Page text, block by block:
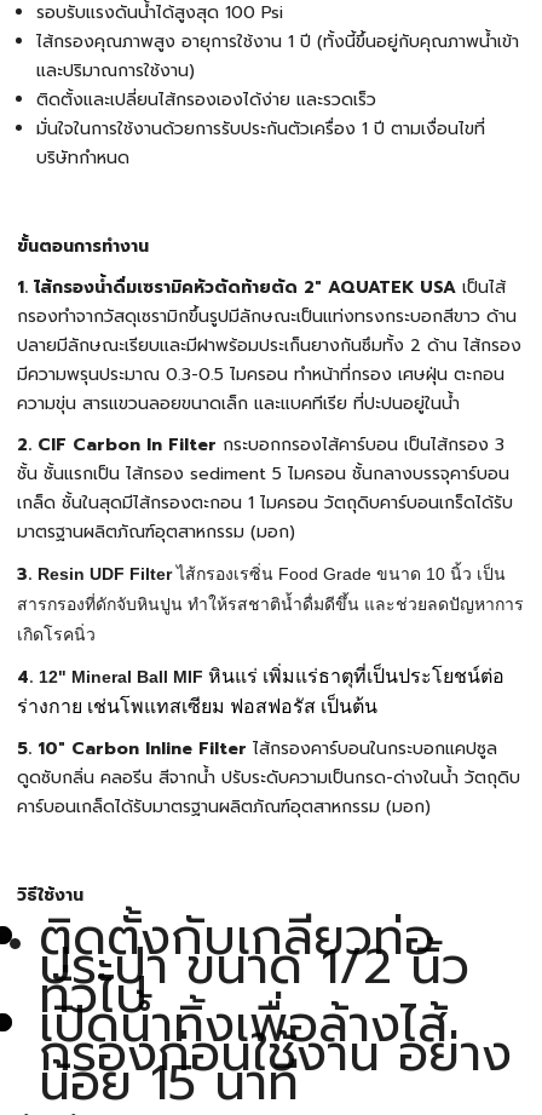
รอบรับแรงดันน้ำได้สูงสุด 100 Psi
ไส้กรองคุณภาพสูง อายุการใช้งาน 1 ปี (ทั้งนี้ขึ้นอยู่กับคุณภาพน้ำเข้า
และปริมาณการใช้งาน)
ติดตั้งและเปลี่ยนไส้กรองเองได้ง่าย และรวดเร็ว
มั่นใจในการใช้งานด้วยการรับประกันตัวเครื่อง 1 ปี ตามเงื่อนไขที่
บริษัทกำหนด
ขั้นตอนการทำงาน
1. ไส้กรองน้ำดื่มเซรามิคหัวตัดท้ายตัด 2" AQUATEK USA เป็นไส้
กรองทำจากวัสดุเซรามิกขึ้นรูปมีลักษณะเป็นแท่งทรงกระบอกสีขาว ด้าน
ปลายมีลักษณะเรียบและมีฝาพร้อมประเก็นยางกันซึมทั้ง 2 ด้าน ไส้กรอง
มีความพรุนประมาณ 0.3-0.5 ไมครอน ทำหน้าที่กรอง เศษฝุ่น ตะกอน
ความขุ่น สารแขวนลอยขนาดเล็ก และแบคทีเรีย ที่ปะปนอยู่ในน้ำ
2. CIF Carbon In Filter กระบอกกรองไส้คาร์บอน เป็นไส้กรอง 3
ชั้น ชั้นแรกเป็น ไส้กรอง sediment 5 ไมครอน ชั้นกลางบรรจุคาร์บอน
เกล็ด ชั้นในสุดมีไส้กรองตะกอน 1 ไมครอน วัตถุดิบคาร์บอนเกร็ดได้รับ
มาตรฐานผลิตภัณฑ์อุตสาหกรรม (มอก)
3. Resin UDF Filterไส้กรองเรซิ่น Food Grade ขนาด 10 นิ้ว เป็น
สารกรองที่ดักจับหินปูน ทำให้รสชาติน้ำดื่มดีขึ้น และช่วยลดปัญหาการ
เกิดโรคนิ่ว
4. 12" Mineral Ball MIF หินแร่ เพิ่มแร่ธาตุที่เป็นประโยชน์ต่อ
ร่างกาย เช่นโพแทสเซียม ฟอสฟอรัส เป็นต้น
5. 10" Carbon Inline Filter ไส้กรองคาร์บอนในกระบอกแคปซูล
ดูดซับกลิ่น คลอรีน สีจากน้ำ ปรับระดับความเป็นกรด-ด่างในน้ำ วัตถุดิบ
คาร์บอนเกล็ดได้รับมาตรฐานผลิตภัณฑ์อุตสาหกรรม (มอก)
วิธีใช้งาน
ติดตั้งกับเกลียวท่อ
ประปา ขนาด 1/2 นิ้ว
ทั่วไป
เปิดน้ำทิ้งเพื่อล้างไส้
กรองก่อนใช้งาน อย่าง
น้อย 15 นาที